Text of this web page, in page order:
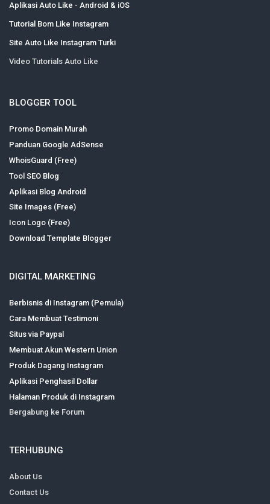
Aplikasi Auto Like - Android & iOS
Tutorial Bom Like Instagram
Site Auto Like Instagram Turki
Video Tutorials Auto Like
BLOGGER TOOL
Promo Domain Murah
Panduan Google AdSense
WhoisGuard (Free)
Tool SEO Blog
Aplikasi Blog Android
Site Images (Free)
Icon Logo (Free)
Download Template Blogger
DIGITAL MARKETING
Berbisnis di Instagram (Pemula)
Cara Membuat Testimoni
Situs via Paypal
Membuat Akun Western Union
Produk Dagang Instagram
Aplikasi Penghasil Dollar
Halaman Produk di Instagram
Bergabung ke Forum
TERHUBUNG
About Us
Contact Us